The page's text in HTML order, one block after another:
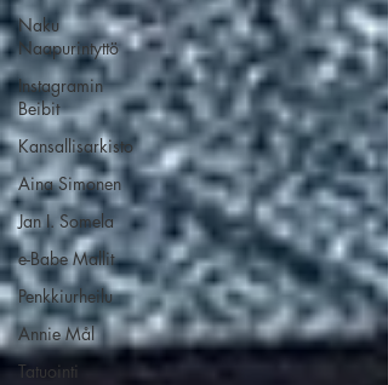
Naku
Naapurintyttö
Instagramin
Beibit
Kansallisarkisto
Aina Simonen
Jan I. Somela
e-Babe Mallit
Penkkiurheilu
Annie Mål
Tatuointi